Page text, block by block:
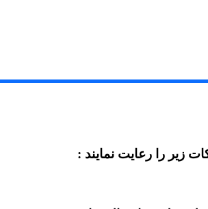
زیر را رعایت نمایند :